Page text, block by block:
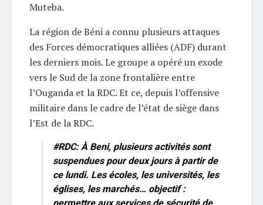
Muteba.
La région de Béni a connu plusieurs attaques
des Forces démocratiques alliées (ADF) durant
les derniers mois. Le groupe a opéré un exode
vers le Sud de la zone frontalière entre
l’Ouganda et la RDC. Et ce, depuis l’offensive
militaire dans le cadre de l’état de siège dans
l’Est de la RDC.
#RDC: À Beni, plusieurs activités sont
suspendues pour deux jours à partir de
ce lundi. Les écoles, les universités, les
églises, les marchés… objectif :